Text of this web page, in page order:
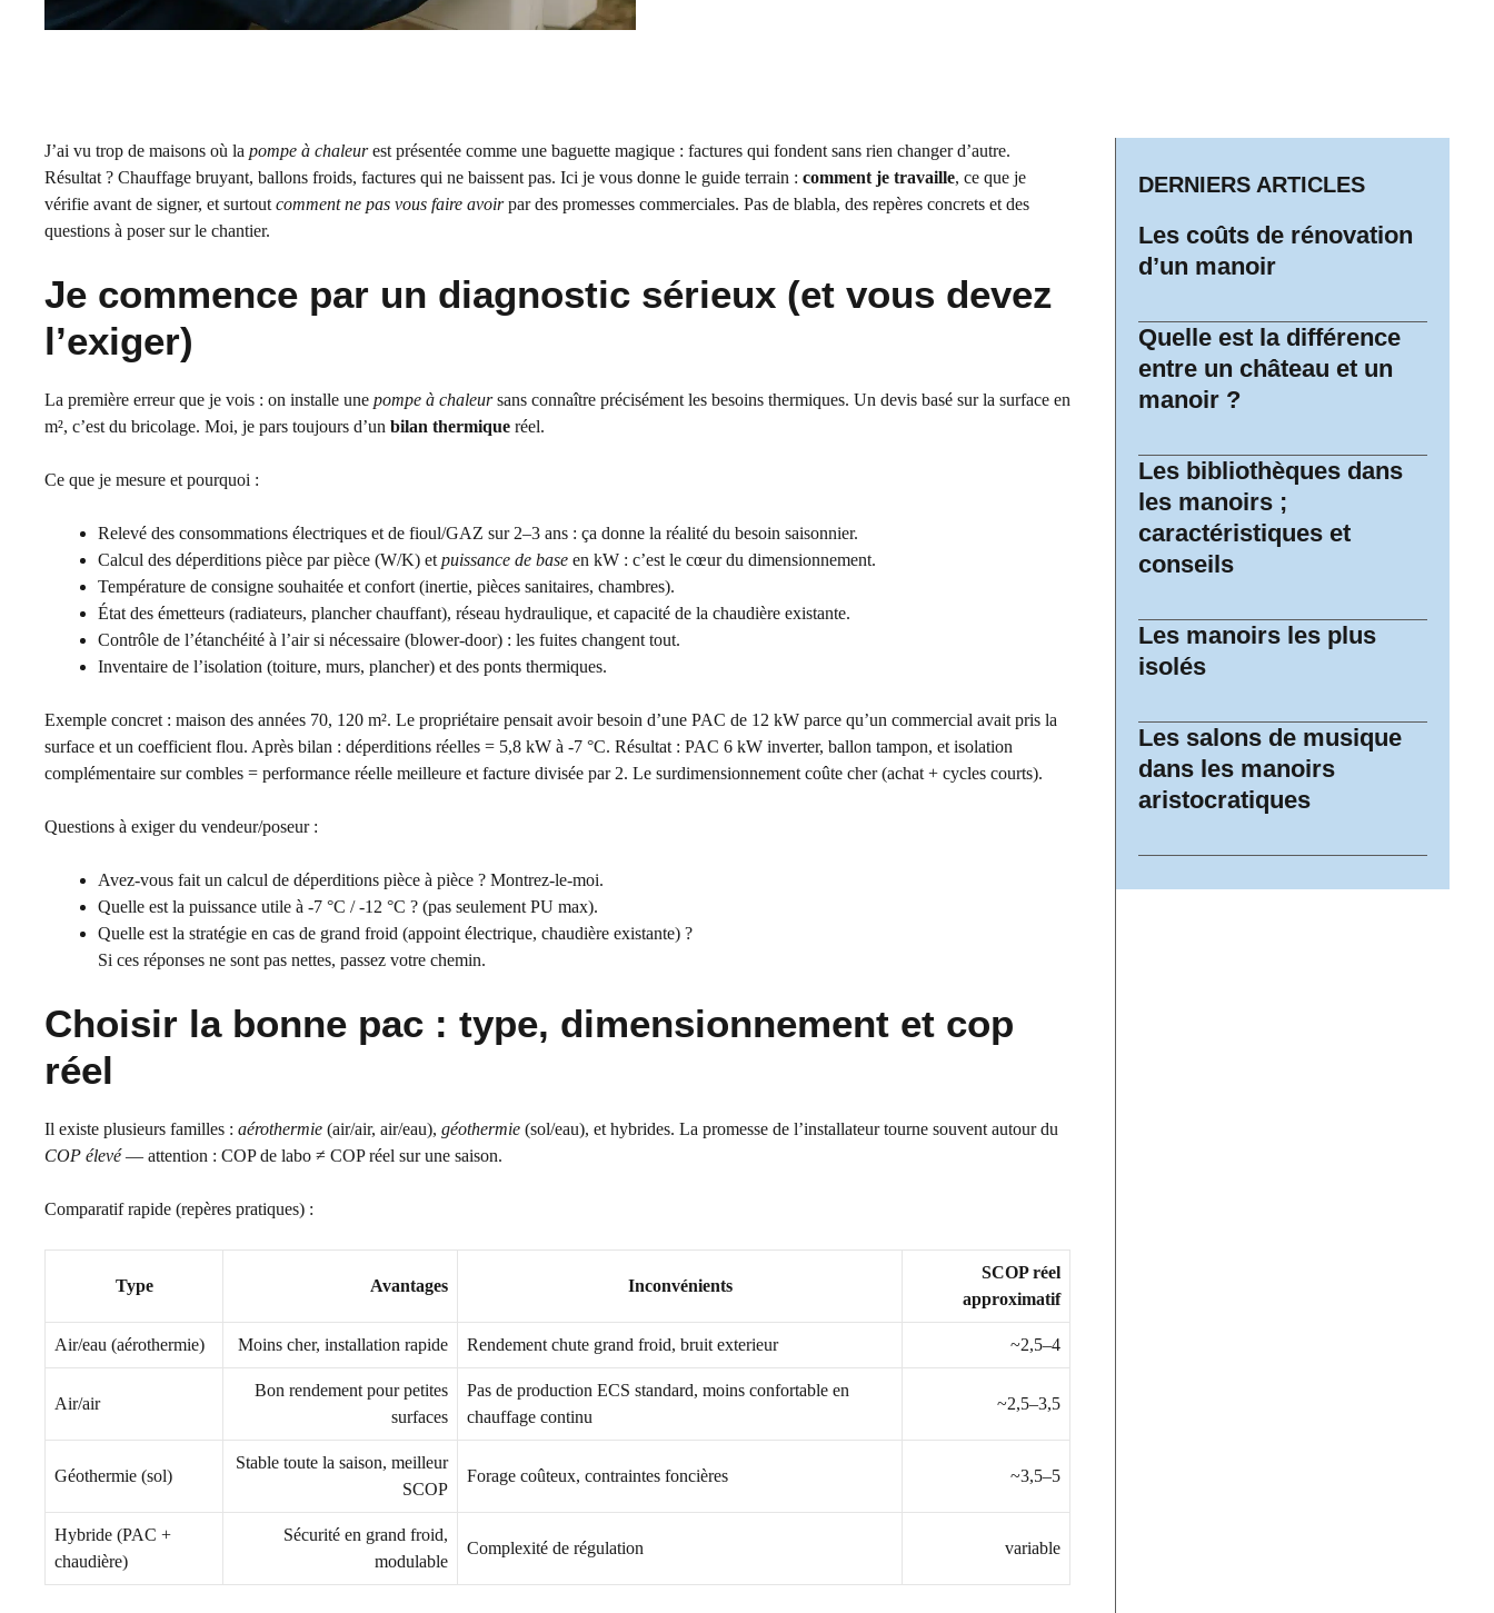
J’ai vu trop de maisons où la pompe à chaleurest présentée comme une baguette magique : factures qui fondent sans rien changer d’autre.
Résultat ? Chauffage bruyant, ballons froids, factures qui ne baissent pas. Ici je vous donne le guide terrain : comment je travaille, ce que je
vérifie avant de signer, et surtout comment ne pas vous faire avoirpar des promesses commerciales. Pas de blabla, des repères concrets et des
questions à poser sur le chantier.
Je commence par un diagnostic sérieux (et vous devez
l’exiger)
La première erreur que je vois : on installe une pompe à chaleursans connaître précisément les besoins thermiques. Un devis basé sur la surface en
m², c’est du bricolage. Moi, je pars toujours d’un bilan thermique réel.
Ce que je mesure et pourquoi :
Relevé des consommations électriques et de fioul/GAZ sur 2–3 ans : ça donne la réalité du besoin saisonnier.
Calcul des déperditions pièce par pièce (W/K) et puissance de base en kW : c’est le cœur du dimensionnement.
Température de consigne souhaitée et confort (inertie, pièces sanitaires, chambres).
État des émetteurs (radiateurs, plancher chauffant), réseau hydraulique, et capacité de la chaudière existante.
Contrôle de l’étanchéité à l’air si nécessaire (blower-door) : les fuites changent tout.
Inventaire de l’isolation (toiture, murs, plancher) et des ponts thermiques.
Exemple concret : maison des années 70, 120 m². Le propriétaire pensait avoir besoin d’une PAC de 12 kW parce qu’un commercial avait pris la
surface et un coefficient flou. Après bilan : déperditions réelles = 5,8 kW à -7 °C. Résultat : PAC 6 kW inverter, ballon tampon, et isolation
complémentaire sur combles = performance réelle meilleure et facture divisée par 2. Le surdimensionnement coûte cher (achat + cycles courts).
Questions à exiger du vendeur/poseur :
Avez-vous fait un calcul de déperditions pièce à pièce ? Montrez-le-moi.
Quelle est la puissance utile à -7 °C / -12 °C ? (pas seulement PU max).
Quelle est la stratégie en cas de grand froid (appoint électrique, chaudière existante) ?
Si ces réponses ne sont pas nettes, passez votre chemin.
Choisir la bonne pac : type, dimensionnement et cop
réel
Il existe plusieurs familles : aérothermie (air/air, air/eau), géothermie (sol/eau), et hybrides. La promesse de l’installateur tourne souvent autour du
COP élevé— attention : COP de labo ≠ COP réel sur une saison.
Comparatif rapide (repères pratiques) :
Type Avantages Inconvénients
SCOP réel
approximatif
Air/eau (aérothermie) Moins cher, installation rapide Rendement chute grand froid, bruit exterieur ~2,5–4
Air/air
Bon rendement pour petites
surfaces
Pas de production ECS standard, moins confortable en
chauffage continu
~2,5–3,5
Géothermie (sol)
Stable toute la saison, meilleur
SCOP
Forage coûteux, contraintes foncières ~3,5–5
Hybride (PAC +
chaudière)
Sécurité en grand froid,
modulable
Complexité de régulation variable
DERNIERS ARTICLES
Les coûts de rénovation
d’un manoir
Quelle est la différence
entre un château et un
manoir ?
Les bibliothèques dans
les manoirs ;
caractéristiques et
conseils
Les manoirs les plus
isolés
Les salons de musique
dans les manoirs
aristocratiques